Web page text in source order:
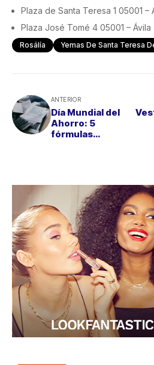
Plaza de Santa Teresa 1 05001 –
Plaza José Tomé 4 05001 – Ávila
Rosálía Yemas De Santa Teresa
ANTERIOR
Día Mundial del
Ahorro: 5
fórmulas